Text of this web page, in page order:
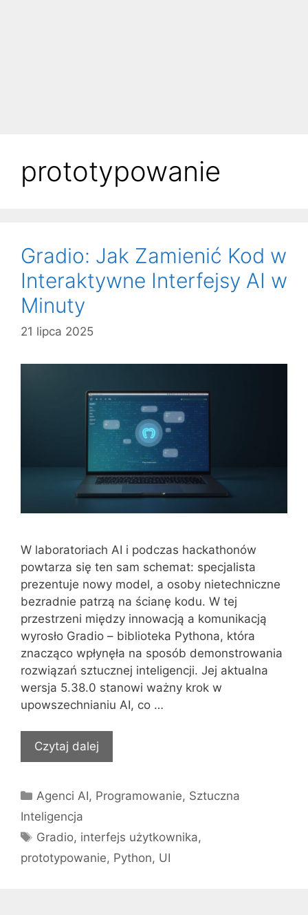
prototypowanie
Gradio: Jak Zamienić Kod w
Interaktywne Interfejsy AI w
Minuty
21 lipca 2025
W laboratoriach AI i podczas hackathonów
powtarza się ten sam schemat: specjalista
prezentuje nowy model, a osoby nietechniczne
bezradnie patrzą na ścianę kodu. W tej
przestrzeni między innowacją a komunikacją
wyrosło Gradio – biblioteka Pythona, która
znacząco wpłynęła na sposób demonstrowania
rozwiązań sztucznej inteligencji. Jej aktualna
wersja 5.38.0 stanowi ważny krok w
upowszechnianiu AI, co …
Czytaj dalej
Kategorie
Agenci AI, Programowanie, Sztuczna
Inteligencja
Tagi
Gradio, interfejs użytkownika,
prototypowanie, Python, UI